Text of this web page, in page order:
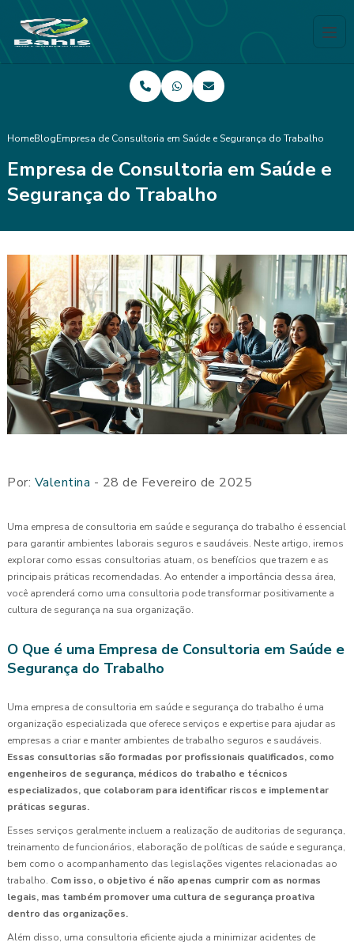
HomeBlogEmpresa de Consultoria em Saúde e Segurança do Trabalho
Empresa de Consultoria em Saúde e
Segurança do Trabalho
Por: Valentina - 28 de Fevereiro de 2025
Uma empresa de consultoria em saúde e segurança do trabalho é essencial
para garantir ambientes laborais seguros e saudáveis. Neste artigo, iremos
explorar como essas consultorias atuam, os benefícios que trazem e as
principais práticas recomendadas. Ao entender a importância dessa área,
você aprenderá como uma consultoria pode transformar positivamente a
cultura de segurança na sua organização.
O Que é uma Empresa de Consultoria em Saúde e
Segurança do Trabalho
Uma empresa de consultoria em saúde e segurança do trabalho é uma
organização especializada que oferece serviços e expertise para ajudar as
empresas a criar e manter ambientes de trabalho seguros e saudáveis.
Essas consultorias são formadas por profissionais qualificados, como
engenheiros de segurança, médicos do trabalho e técnicos
especializados, que colaboram para identificar riscos e implementar
práticas seguras.
Esses serviços geralmente incluem a realização de auditorias de segurança,
treinamento de funcionários, elaboração de políticas de saúde e segurança,
bem como o acompanhamento das legislações vigentes relacionadas ao
trabalho. Com isso, o objetivo é não apenas cumprir com as normas
legais, mas também promover uma cultura de segurança proativa
dentro das organizações.
Além disso, uma consultoria eficiente ajuda a minimizar acidentes de